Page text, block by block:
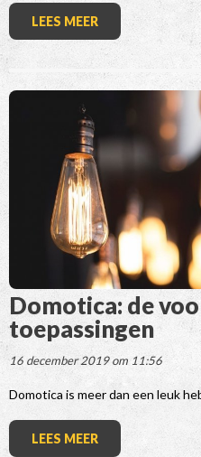
LEES MEER
Domotica: de
toepassingen
16 december 2019 om 11:56
Domotica is meer dan een leuk
LEES MEER